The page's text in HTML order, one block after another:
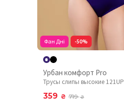
Фан Дні -50%
Урбан комфорт Pro
Трусы слипы высокие 121UP
359 ₴ 719₴